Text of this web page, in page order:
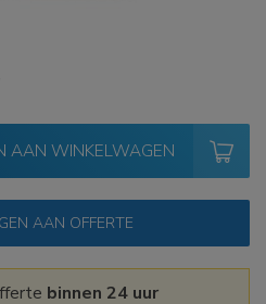
AAN WINKELWAGEN
AAN OFFERTE
binnen 24 uur